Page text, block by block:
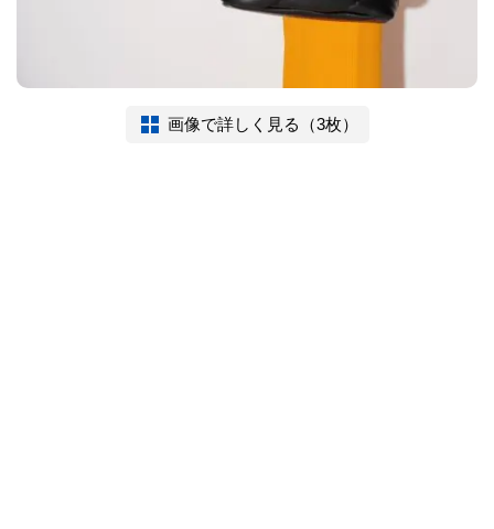
画像で詳しく見る（3枚）